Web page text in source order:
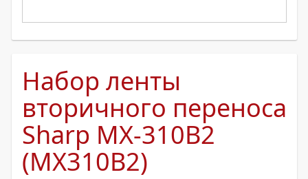
Набор ленты
вторичного переноса
Sharp MX-310B2
(MX310B2)